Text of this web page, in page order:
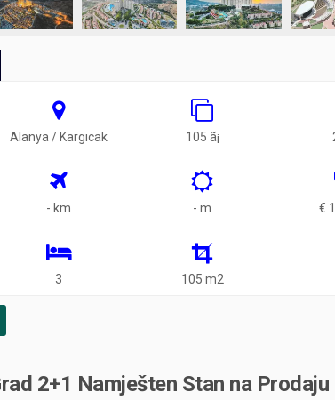
Alanya / Kargıcak 105 ã¡
- km - m €
3 105 m2
2+1 Namješten Stan na